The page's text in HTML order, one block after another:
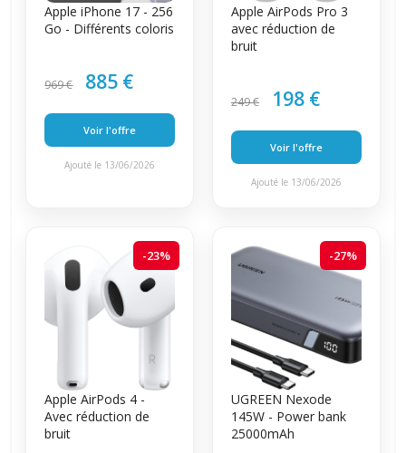
Apple iPhone 17 - 256
Go - Différents coloris
969 € 885 €
Voir l'offre
Ajouté le 13/06/2026
Apple AirPods Pro 3
avec réduction de
bruit
249 € 198 €
Voir l'offre
Ajouté le 13/06/2026
-23%
Apple AirPods 4 -
Avec réduction de
bruit
-27%
UGREEN Nexode
145W - Power bank
25000mAh